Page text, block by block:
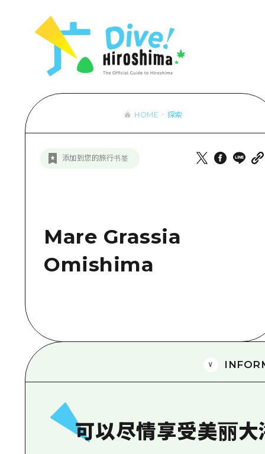
HOME 探索
添加到您的旅行书签
Mare Grassia
Omishima
可以尽情享受美丽